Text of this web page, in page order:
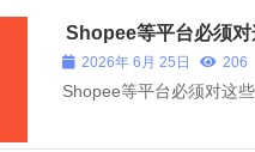
Shopee等平台必须
2026年 6月 25日 206
Shopee等平台必须对这